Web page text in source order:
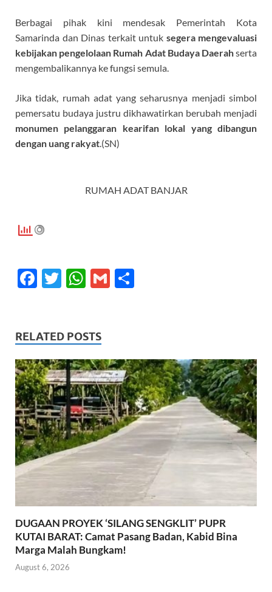
Berbagai pihak kini mendesak Pemerintah Kota
Samarinda dan Dinas terkait untuk segera mengevaluasi
kebijakan pengelolaan Rumah Adat Budaya Daerahserta
mengembalikannya ke fungsi semula.
Jika tidak, rumah adat yang seharusnya menjadi simbol
pemersatu budaya justru dikhawatirkan berubah menjadi
monumen pelanggaran kearifan lokal yang dibangun
dengan uang rakyat .(SN)
RUMAH ADAT BANJAR
F
b
o
o
k
T
er
W
s
A
p
p
G
RELATED POSTS
DUGAAN PROYEK ‘SILANG SENGKLIT’ PUPR
KUTAI BARAT: Camat Pasang Badan, Kabid Bina
Marga Malah Bungkam!
August 6, 2026